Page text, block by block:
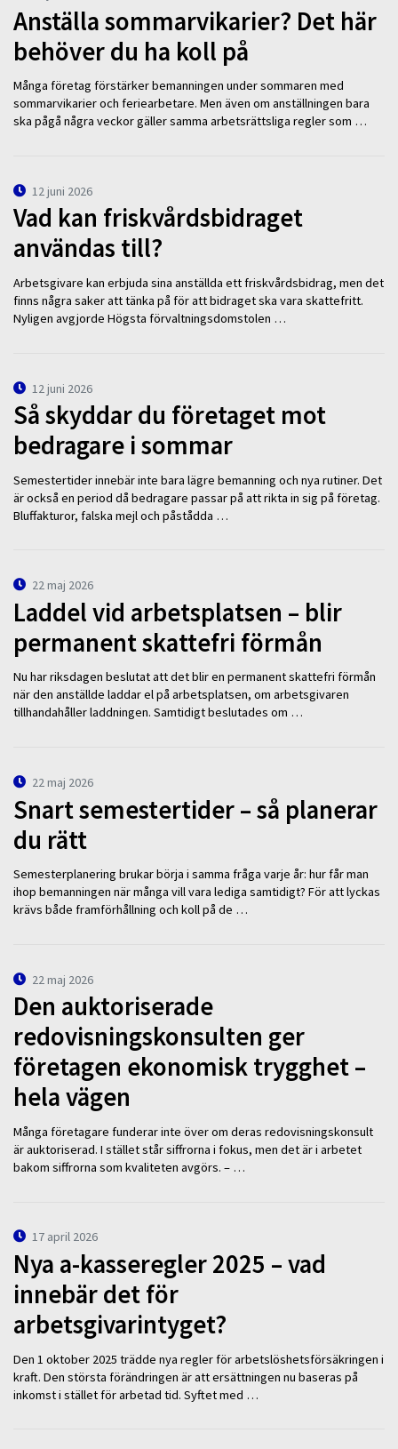
Anställa sommarvikarier? Det här
behöver du ha koll på
Många företag förstärker bemanningen under sommaren med
sommarvikarier och feriearbetare. Men även om anställningen bara
ska pågå några veckor gäller samma arbetsrättsliga regler som …
12 juni 2026
Vad kan friskvårdsbidraget
användas till?
Arbetsgivare kan erbjuda sina anställda ett friskvårdsbidrag, men det
finns några saker att tänka på för att bidraget ska vara skattefritt.
Nyligen avgjorde Högsta förvaltningsdomstolen …
12 juni 2026
Så skyddar du företaget mot
bedragare i sommar
Semestertider innebär inte bara lägre bemanning och nya rutiner. Det
är också en period då bedragare passar på att rikta in sig på företag.
Bluffakturor, falska mejl och påstådda …
22 maj 2026
Laddel vid arbetsplatsen – blir
permanent skattefri förmån
Nu har riksdagen beslutat att det blir en permanent skattefri förmån
när den anställde laddar el på arbetsplatsen, om arbetsgivaren
tillhandahåller laddningen. Samtidigt beslutades om …
22 maj 2026
Snart semestertider – så planerar
du rätt
Semesterplanering brukar börja i samma fråga varje år: hur får man
ihop bemanningen när många vill vara lediga samtidigt? För att lyckas
krävs både framförhållning och koll på de …
22 maj 2026
Den auktoriserade
redovisningskonsulten ger
företagen ekonomisk trygghet –
hela vägen
Många företagare funderar inte över om deras redovisningskonsult
är auktoriserad. I stället står siffrorna i fokus, men det är i arbetet
bakom siffrorna som kvaliteten avgörs. – …
17 april 2026
Nya a-kasseregler 2025 – vad
innebär det för
arbetsgivarintyget?
Den 1 oktober 2025 trädde nya regler för arbetslöshetsförsäkringen i
kraft. Den största förändringen är att ersättningen nu baseras på
inkomst i stället för arbetad tid. Syftet med …